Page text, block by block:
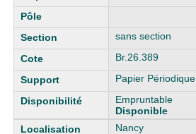
sans section
Br.26.389
Papier Périodique
Empruntable
Disponible
Nancy